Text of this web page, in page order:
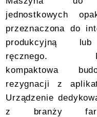
jednostkowych
przeznaczona do
produkcyjną
ręcznego.
kompaktowa
rezygnacji z
Urządzenie
z branży